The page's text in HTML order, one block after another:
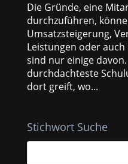
Die Gründe, eine
durchzuführen,
Umsatzsteigerung,
Leistungen oder
sind nur einige
durchdachteste
dort greift, wo...
Stichwort Suche